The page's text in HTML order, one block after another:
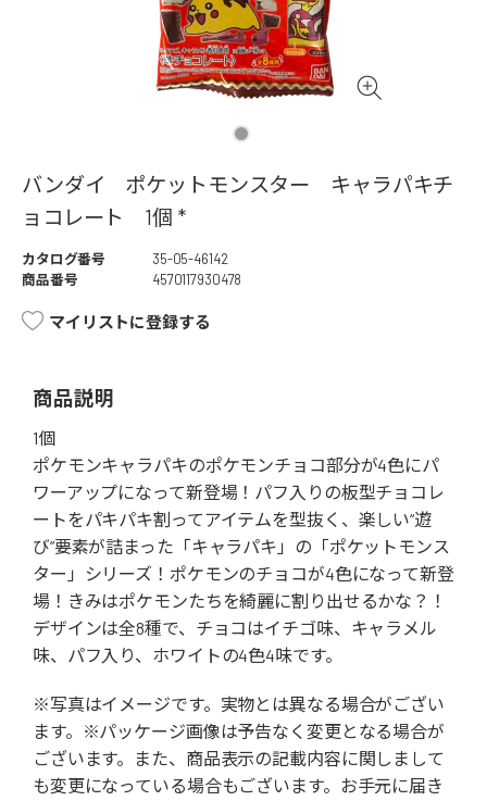
バンダイ ポケットモンスター キャラパキチ
ョコレート 1個 *
カタログ番号
35-05-46142
商品番号
4570117930478
マイリストに登録する
商品説明
1個
ポケモンキャラパキのポケモンチョコ部分が4色にパ
ワーアップになって新登場！パフ入りの板型チョコレ
ートをパキパキ割ってアイテムを型抜く、楽しい“遊
び”要素が詰まった「キャラパキ」の「ポケットモンス
ター」シリーズ！ポケモンのチョコが4色になって新登
場！きみはポケモンたちを綺麗に割り出せるかな？！
デザインは全8種で、チョコはイチゴ味、キャラメル
味、パフ入り、ホワイトの4色4味です。
※写真はイメージです。実物とは異なる場合がござい
ます。※パッケージ画像は予告なく変更となる場合が
ございます。また、商品表示の記載内容に関しまして
も変更になっている場合もございます。お手元に届き